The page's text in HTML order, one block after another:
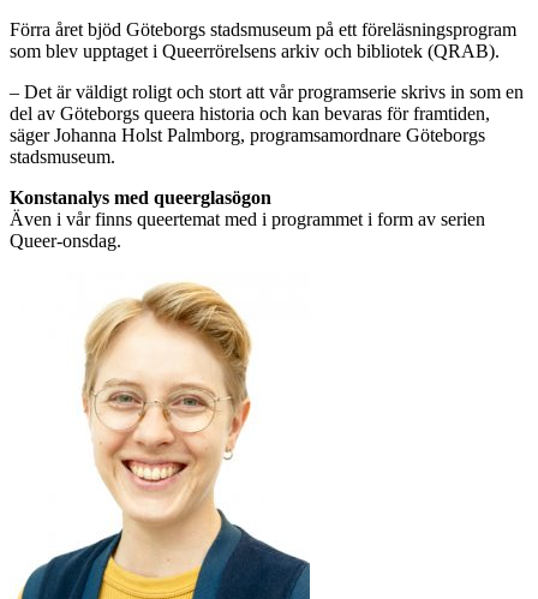
Förra året bjöd Göteborgs stadsmuseum på ett föreläsningsprogram
som blev upptaget i Queerrörelsens arkiv och bibliotek (QRAB).
– Det är väldigt roligt och stort att vår programserie skrivs in som en
del av Göteborgs queera historia och kan bevaras för framtiden,
säger Johanna Holst Palmborg, programsamordnare Göteborgs
stadsmuseum.
Konstanalys med queerglasögon
Även i vår finns queertemat med i programmet i form av serien
Queer-onsdag.